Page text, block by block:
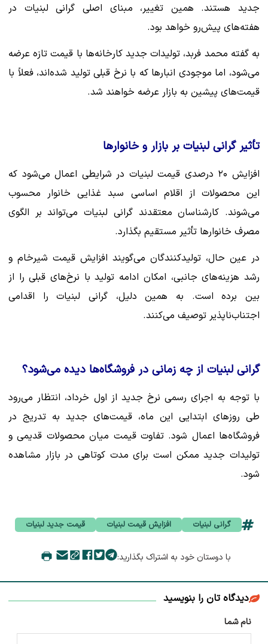
جدید هستند. همین تغییر، مبنای اصلی گرانی لبنیات در
هفته‌های پیش‌رو خواهد بود.
به گفته محمد فربد، تولیدات جدید کارخانه‌ها با قیمت تازه عرضه
می‌شود، اما موجودی انبارها که با نرخ قبلی تولید شده‌اند، فعلاً با
قیمت‌های پیشین به بازار عرضه خواهند شد.
تأثیر گرانی لبنیات بر بازار و خانوارها
افزایش ۲۰ درصدی قیمت لبنیات در شرایطی اعمال می‌شود که
این محصولات از اقلام اساسی سبد غذایی خانوار محسوب
می‌شوند. کارشناسان معتقدند گرانی لبنیات می‌تواند بر الگوی
مصرف خانوارها تأثیر مستقیم بگذارد.
در عین حال، تولیدکنندگان می‌گویند افزایش قیمت شیرخام و
رشد هزینه‌های جانبی، امکان ادامه تولید با نرخ‌های قبلی را از
بین برده است. به همین دلیل، گرانی لبنیات را اقدامی
اجتناب‌ناپذیر توصیف می‌کنند.
گرانی لبنیات از چه زمانی در فروشگاه‌ها دیده می‌شود؟
با توجه به اجرای رسمی نرخ جدید از اول خرداد، انتظار می‌رود
طی روزهای ابتدایی این ماه، قیمت‌های جدید به تدریج در
فروشگاه‌ها اعمال شود. تفاوت قیمت میان محصولات قدیمی و
تولیدات جدید ممکن است برای مدت کوتاهی در بازار مشاهده
شود.
گرانی لبنیات افزایش قیمت لبنیات قیمت جدید لبنیات
با دوستان خود به اشتراک بگذارید:
دیدگاه تان را بنویسید
نام شما